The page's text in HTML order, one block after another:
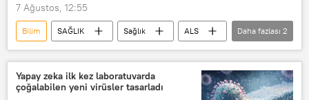
7 Ağustos, 12:55
Bilim SAĞLIK Sağlık
ALS
Araştırma
pestisit
Daha fazlası 2
Yapay zeka ilk kez laboratuvarda
çoğalabilen yeni virüsler tasarladı